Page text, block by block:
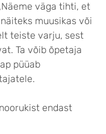
väga tihti, et
muusikas või
teiste varju, sest
Ta võib õpetaja
püüab
endast